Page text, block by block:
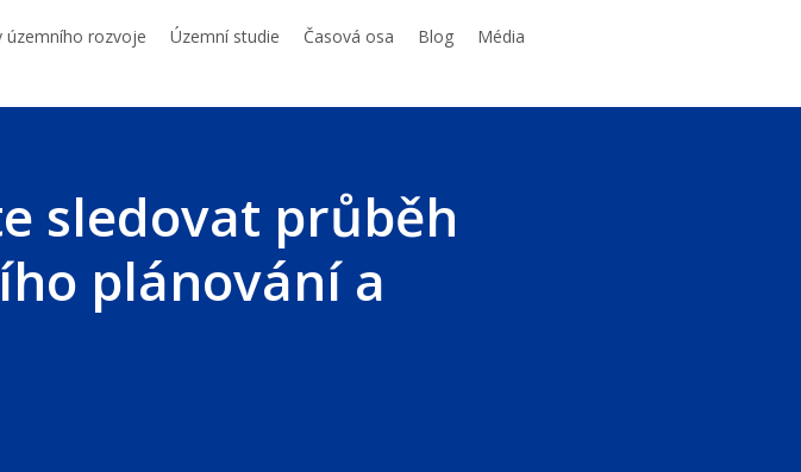
územního rozvoje Územní studie Časová osa Blog Média
sledovat průběh
plánování a